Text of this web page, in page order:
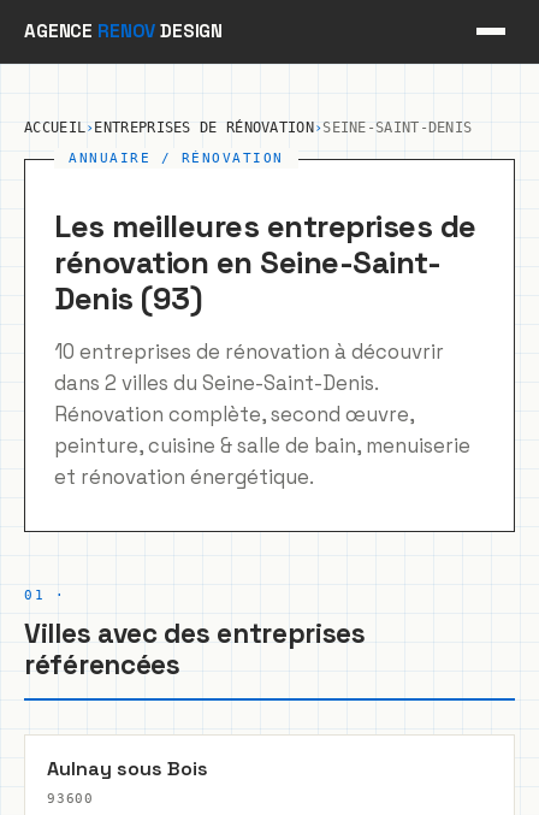
AGENCE RENOV DESIGN
ACCUEIL› ENTREPRISES DE RÉNOVATION ›SEINE-SAINT-DENIS
Les meilleures entreprises de
rénovation en Seine-Saint-
Denis (93)
10 entreprises de rénovation à découvrir
dans 2 villes du Seine-Saint-Denis.
Rénovation complète, second œuvre,
peinture, cuisine & salle de bain, menuiserie
et rénovation énergétique.
Villes avec des entreprises
référencées
Aulnay sous Bois
93600